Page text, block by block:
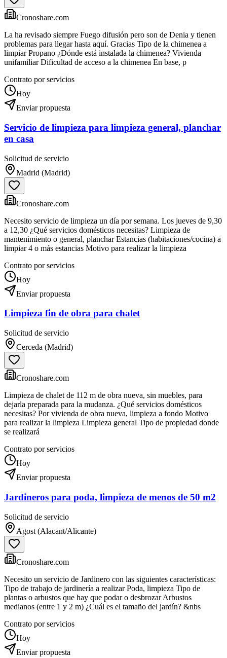
Cronoshare.com
La ha revisado siempre Fuego difusión pero son de Denia y tienen
problemas para llegar hasta aquí. Gracias Tipo de la chimenea a
limpiar Propano ¿Dónde está instalada la chimenea? Vivienda
unifamiliar Dificultad de acceso a la chimenea En base, p
Contrato por servicios
Hoy
Enviar propuesta
Servicio de limpieza para limpieza general, planchar
en casa
Solicitud de servicio
Madrid (Madrid)
Cronoshare.com
Necesito servicio de limpieza un día por semana. Los jueves de 9,30
a 12,30 ¿Qué servicios domésticos necesitas? Limpieza de
mantenimiento o general, planchar Estancias (habitaciones/cocina) a
limpiar 4 o más estancias Motivo para realizar la limpieza
Contrato por servicios
Hoy
Enviar propuesta
Limpieza fin de obra para chalet
Solicitud de servicio
Cerceda (Madrid)
Cronoshare.com
Limpieza de chalet de 112 m de obra nueva, sin muebles, para
dejarla preparada para la mudanza. ¿Qué servicios domésticos
necesitas? Por vivienda de obra nueva, limpieza a fondo Motivo
para realizar la limpieza Limpieza general Tipo de propiedad donde
se realizará
Contrato por servicios
Hoy
Enviar propuesta
Jardineros para poda, limpieza de menos de 50 m2
Solicitud de servicio
Agost (Alacant/Alicante)
Cronoshare.com
Necesito un servicio de Jardinero con las siguientes características:
Tipo de trabajo de jardinería a realizar Poda, limpieza Tipo de
plantas o arbustos que hay que podar o desbrozar Arbustos
medianos (entre 1 y 2 m) ¿Cuál es el tamaño del jardín? &nbs
Contrato por servicios
Hoy
Enviar propuesta